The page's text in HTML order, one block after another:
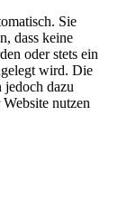
Sie
dass keine
oder stets ein
wird. Die
dazu
nutzen